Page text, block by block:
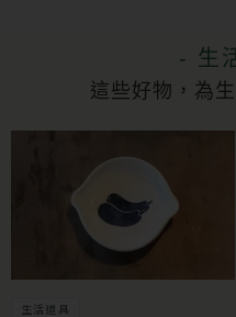
- 生
這些好物，為
生活道具